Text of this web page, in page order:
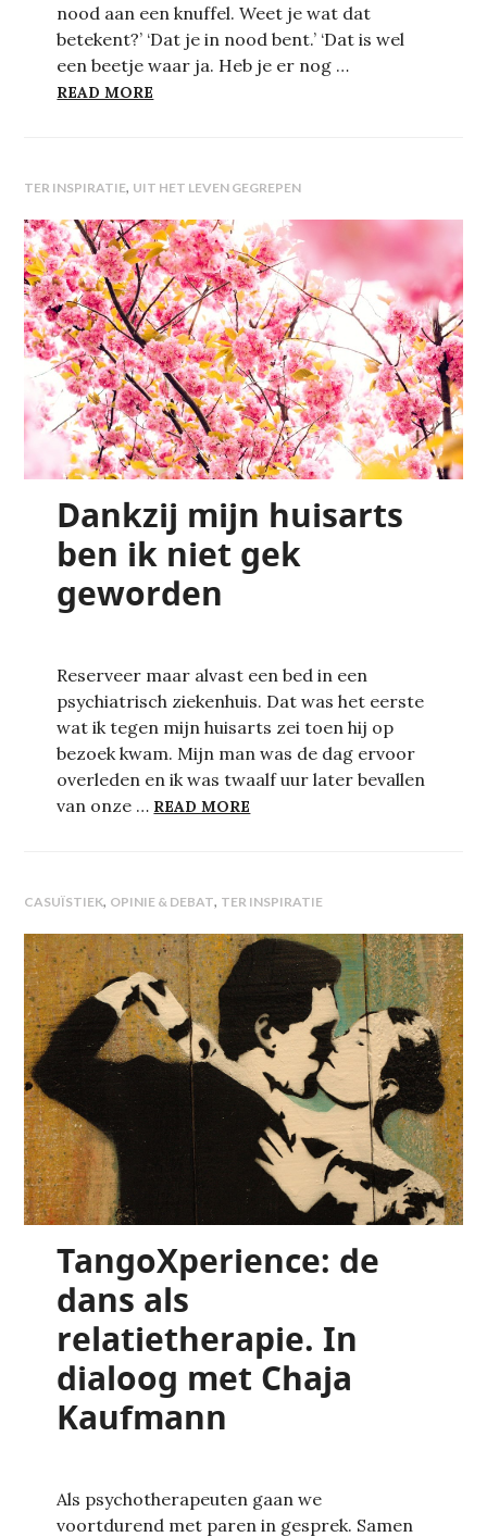
nood aan een knuffel. Weet je wat dat
betekent?’ ‘Dat je in nood bent.’ ‘Dat is wel
een beetje waar ja. Heb je er nog …
READ MORE
TER INSPIRATIE, UIT HET LEVEN GEGREPEN
Dankzij mijn huisarts
ben ik niet gek
geworden
Reserveer maar alvast een bed in een
psychiatrisch ziekenhuis. Dat was het eerste
wat ik tegen mijn huisarts zei toen hij op
bezoek kwam. Mijn man was de dag ervoor
overleden en ik was twaalf uur later bevallen
van onze … READ MORE
CASUÏSTIEK, OPINIE & DEBAT, TER INSPIRATIE
TangoXperience: de
dans als
relatietherapie. In
dialoog met Chaja
Kaufmann
Als psychotherapeuten gaan we
voortdurend met paren in gesprek. Samen